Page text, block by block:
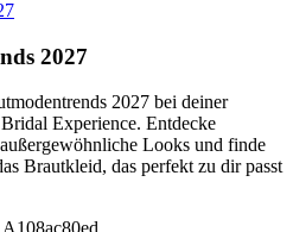
2027
2027 bei deiner
Experience. Entdecke
Looks und finde
Brautkleid, das perfekt zu dir passt